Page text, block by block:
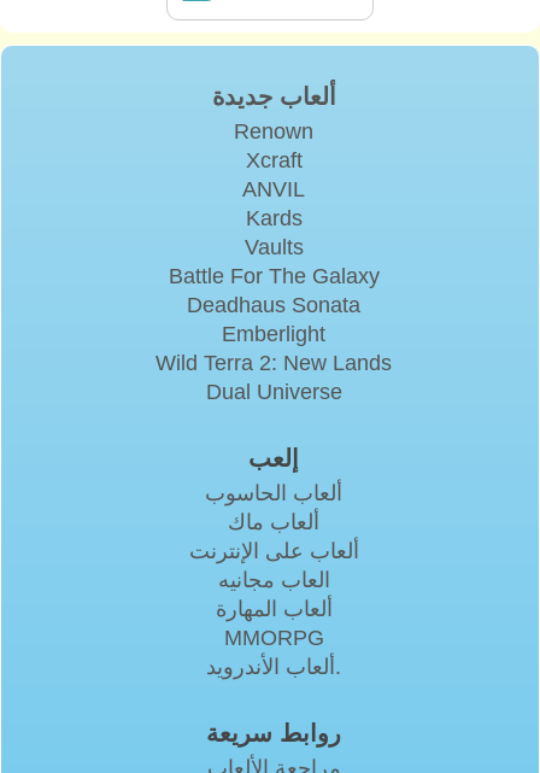
ألعاب جديدة
Renown
Xcraft
ANVIL
Kards
Vaults
Battle For The Galaxy
Deadhaus Sonata
Emberlight
Wild Terra 2: New Lands
Dual Universe
إلعب
ألعاب الحاسوب
ألعاب ماك
ألعاب على الإنترنت
العاب مجانيه
ألعاب المهارة
MMORPG
ألعاب الأندرويد.
روابط سريعة
مراجعة الألعاب